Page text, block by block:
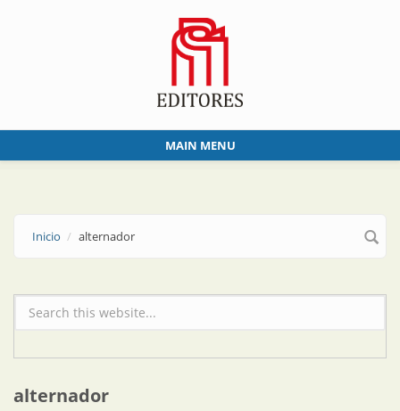
MAIN MENU
Inicio alternador
Formulario de búsqueda
alternador